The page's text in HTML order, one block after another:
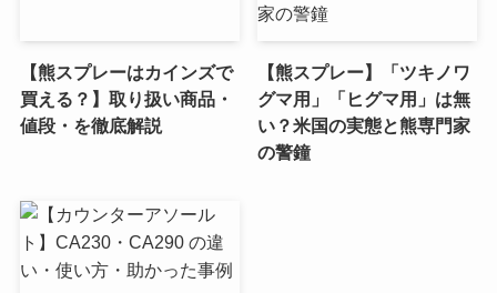
【熊スプレーはカインズで
買える？】取り扱い商品・
値段・を徹底解説
【熊スプレー】「ツキノワ
グマ用」「ヒグマ用」は無
い？米国の実態と熊専門家
の警鐘